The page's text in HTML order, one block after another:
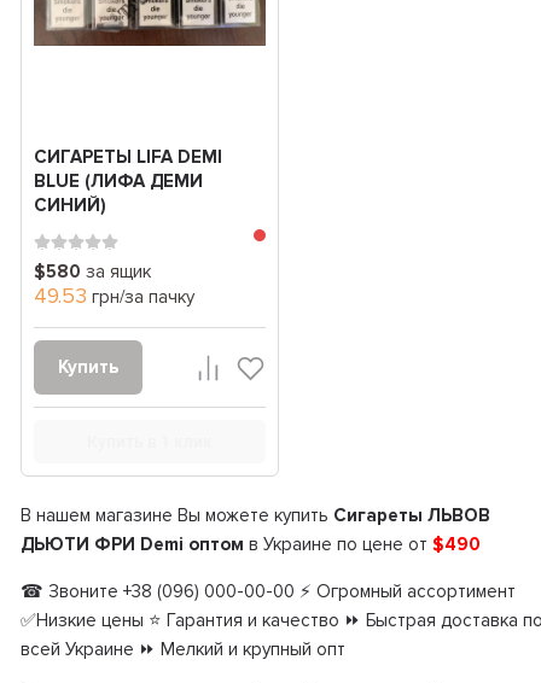
СИГАРЕТЫ LIFA DEMI
BLUE (ЛИФА ДЕМИ
СИНИЙ)
$580 за ящик
49.53 грн/за пачку
Купить
В нашем магазине Вы можете купить Сигареты ЛЬВОВ
ДЬЮТИ ФРИ Demi оптом в Украине по цене от $490
☎ Звоните +38 (096) 000-00-00 ⚡ Огромный ассортимент
✅Низкие цены ⭐ Гарантия и качество ⏩ Быстрая доставка
всей Украине ⏩ Мелкий и крупный опт